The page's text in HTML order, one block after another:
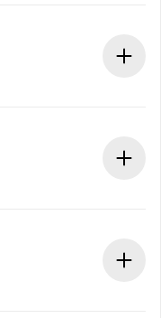
confirme.
ofereceremos